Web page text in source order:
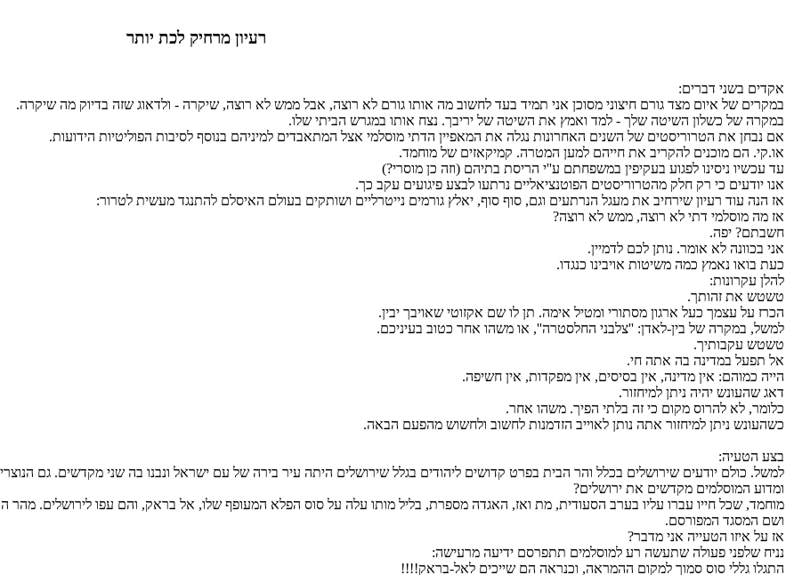
רעיון מרחיק לכת יותר
אקדים בשני דברים:
במקרים של איום מצד גורם חיצוני מסוכן אני תמיד בעד לחשוב מה אותו גורם לא רוצה, אבל ממש לא רוצה, שיקרה - ולדאוג שזה בדיוק מה שיקרה.
במקרה של כשלון השיטה שלך - למד ואמץ את השיטה של יריבך. נצח אותו במגרש הביתי שלו.
אם נבחן את הטרוריסטים של השנים האחרונות נגלה את המאפיין הדתי מוסלמי אצל המתאבדים למיניהם בנוסף לסיבות הפוליטיות הידועות.
או.קי. הם מוכנים להקריב את חייהם למען המטרה. קמיקאזים של מוחמד.
עד עכשיו ניסינו לפגוע בעקיפין במשפחתם ע''י הריסת בתיהם (וזה כן מוסרי?)
אנו יודעים כי רק חלק מהטרוריסטים הפוטנציאליים נרתעו לבצע פיגועים עקב כך.
אז הנה עוד רעיון שירחיב את מעגל הנרתעים וגם, סוף סוף, יאלץ גורמים נייטרליים ושותקים בעולם האיסלם להתנגד מעשית לטרור:
אז מה מוסלמי דתי לא רוצה, ממש לא רוצה?
חשבתם? יפה.
אני בכוונה לא אומר. נותן לכם לדמיין.
כעת בואו נאמץ כמה משיטות אויבינו כנגדו.
להלן עקרונות:
טשטש את זהותך.
הכרז על עצמך כעל ארגון מסתורי ומטיל אימה. תן לו שם אקזוטי שאויבך יבין.
למשל, במקרה של בין-לאדן: ''צלבני החלסטרה'', או משהו אחר כטוב בעיניכם.
טשטש עקבותיך.
אל תפעל במדינה בה אתה חי.
הייה כמוהם: אין מדינה, אין בסיסים, אין מפקדות, אין חשיפה.
דאג שהעונש יהיה ניתן למיחזור.
כלומר, לא להרוס מקום כי זה בלתי הפיך. משהו אחר.
כשהעונש ניתן למיחזור אתה נותן לאוייב הזדמנות לחשוב ולחשוש מהפעם הבאה.
בצע הטעיה:
למשל. כולם יודעים שירושלים בכלל והר הבית בפרט קדושים ליהודים בגלל שירושלים היתה עיר בירה של עם ישראל ונבנו בה שני מקדשים. גם
ומדוע המוסלמים מקדשים את ירושלים?
מוחמד, שכל חייו עברו עליו בערב הסעודית, מת ואז, האגדה מספרת, בליל מותו עלה על סוס הפלא המעופף שלו, אל בראק, והם עפו לירושלים.
ושם המסגד המפורסם.
אז על איזו הטעייה אני מדבר?
נניח שלפני פעולה שתעשה רע למוסלמים תתפרסם ידיעה מרעישה:
התגלו גללי סוס סמוך למקום ההמראה, וכנראה הם שייכים לאל-בראק!!!!